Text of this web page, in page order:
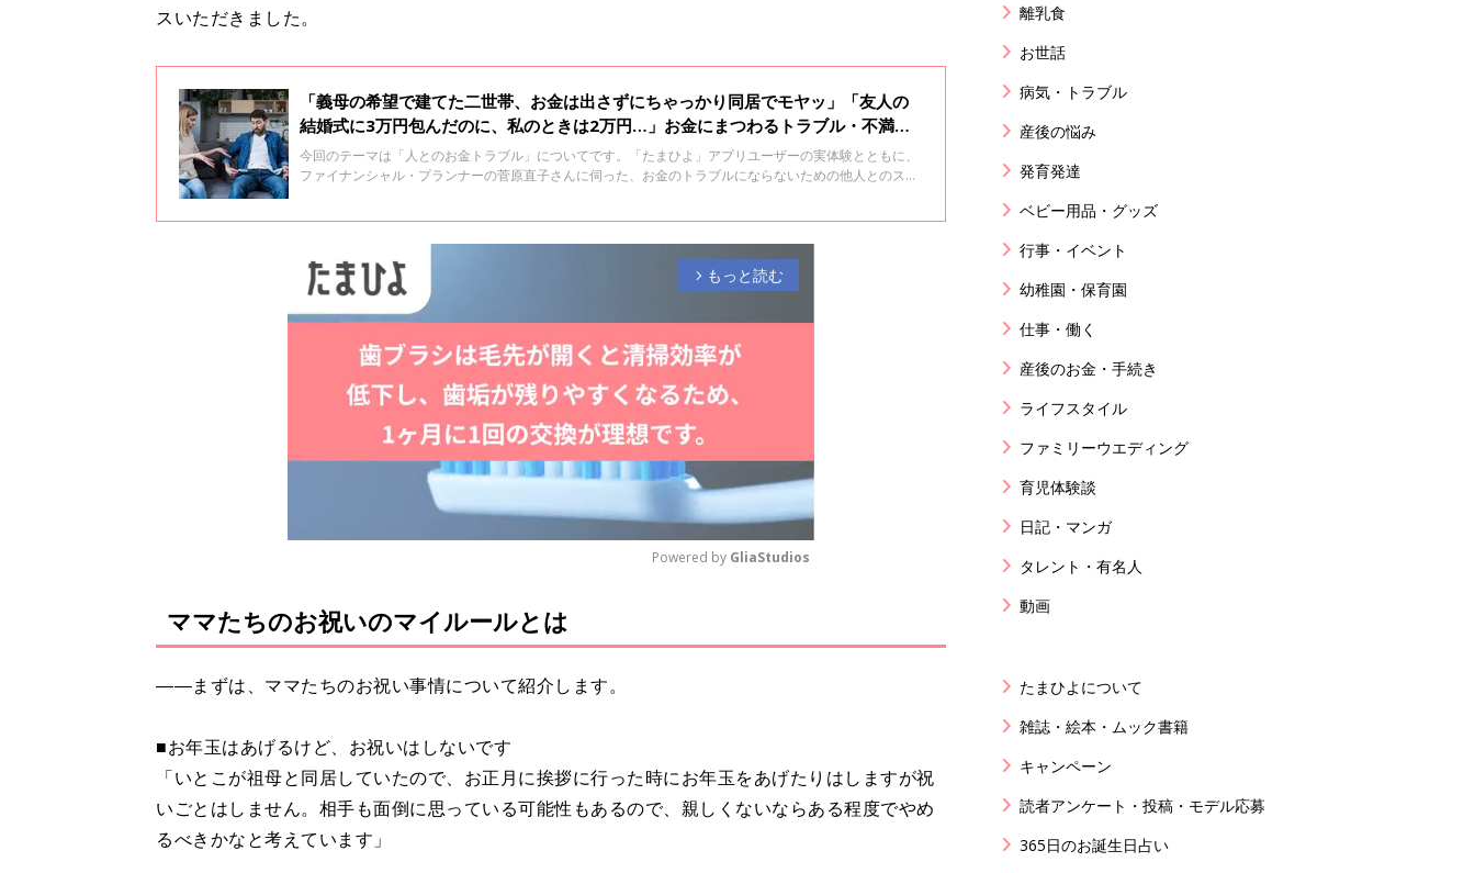
スいただきました。
「義母の希望で建てた二世帯、お金は出さずにちゃっかり同居でモヤッ」「友人の
結婚式に3万円包んだのに、私のときは2万円…」お金にまつわるトラブル・不満が
続出！
今回のテーマは「人とのお金トラブル」についてです。「たまひよ」アプリユーザーの実体験とともに、
ファイナンシャル・プランナーの菅原直子さんに伺った、お金のトラブルにならないための他人とのスタ
arrow_forward_ios もっと読む
u
Powered by GliaStudios
ママたちのお祝いのマイルールとは
――まずは、ママたちのお祝い事情について紹介します。
■お年玉はあげるけど、お祝いはしないです
「いとこが祖母と同居していたので、お正月に挨拶に行った時にお年玉をあげたりはしますが祝
いごとはしません。相手も面倒に思っている可能性もあるので、親しくないならある程度でやめ
るべきかなと考えています」
離乳食
お世話
病気・トラブル
産後の悩み
発育発達
ベビー用品・グッズ
行事・イベント
幼稚園・保育園
仕事・働く
産後のお金・手続き
ライフスタイル
ファミリーウエディング
育児体験談
日記・マンガ
タレント・有名人
動画
たまひよについて
雑誌・絵本・ムック書籍
キャンペーン
読者アンケート・投稿・モデル応募
365日のお誕生日占い